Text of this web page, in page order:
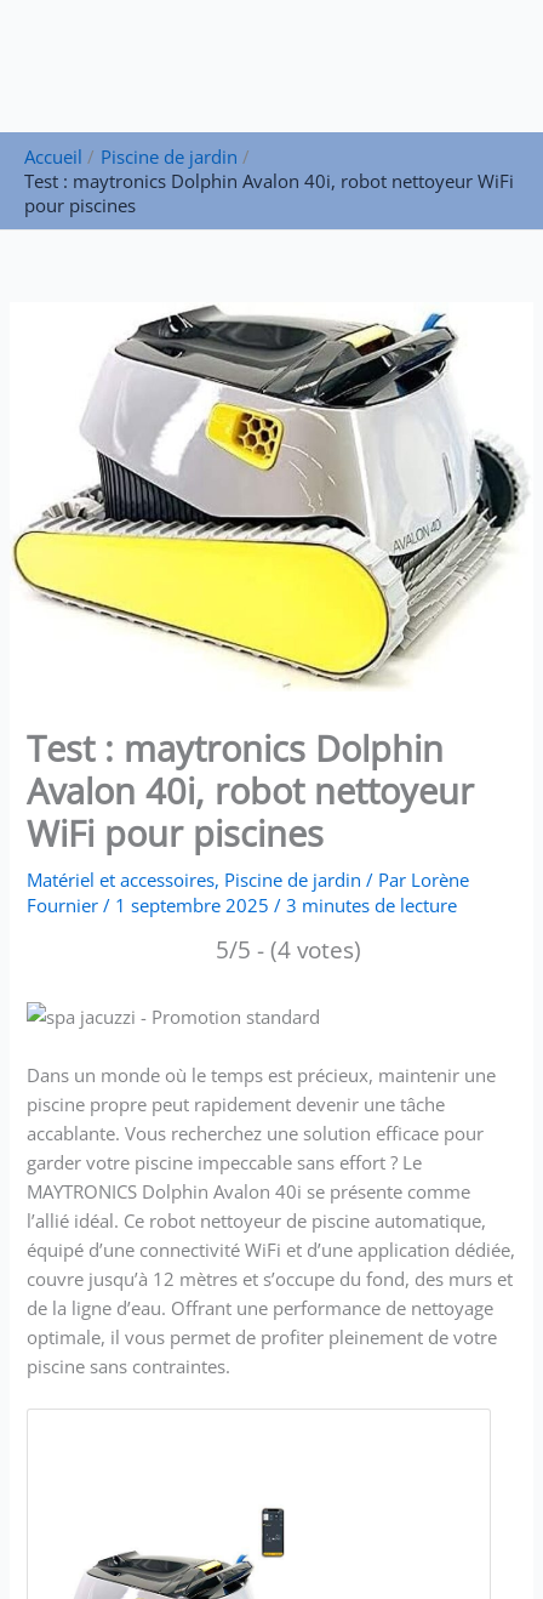
Accueil
Piscine de jardin
Test : maytronics Dolphin Avalon 40i, robot nettoyeur WiFi
pour piscines
Test : maytronics Dolphin
Avalon 40i, robot nettoyeur
WiFi pour piscines
Matériel et accessoires, Piscine de jardin / Par Lorène
Fournier/ 1 septembre 2025/3 minutes de lecture
5/5 - (4 votes)
Dans un monde où le temps est précieux, maintenir une
piscine propre peut rapidement devenir une tâche
accablante. Vous recherchez une solution efficace pour
garder votre piscine impeccable sans effort ? Le
MAYTRONICS Dolphin Avalon 40i se présente comme
l’allié idéal. Ce robot nettoyeur de piscine automatique,
équipé d’une connectivité WiFi et d’une application dédiée,
couvre jusqu’à 12 mètres et s’occupe du fond, des murs et
de la ligne d’eau. Offrant une performance de nettoyage
optimale, il vous permet de profiter pleinement de votre
piscine sans contraintes.